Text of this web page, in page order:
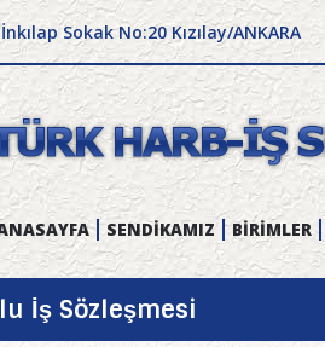
Sokak No:20 Kızılay/ANKARA
SENDİKAMIZ BİRİMLER
İş Sözleşmesi